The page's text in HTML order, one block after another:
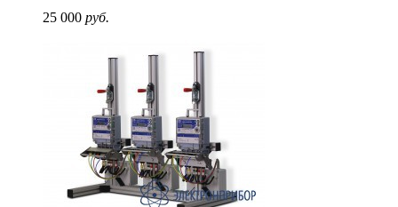
25 000 руб.